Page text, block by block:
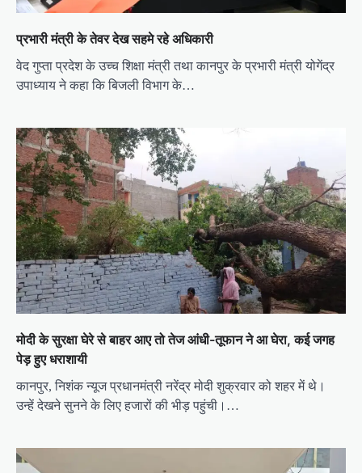
प्रभारी मंत्री के तेवर देख सहमे रहे अधिकारी
वेद गुप्ता प्रदेश के उच्च शिक्षा मंत्री तथा कानपुर के प्रभारी मंत्री योगेंद्र
उपाध्याय ने कहा कि बिजली विभाग के…
मोदी के सुरक्षा घेरे से बाहर आए तो तेज आंधी-तूफान ने आ घेरा, कई जगह
पेड़ हुए धराशायी
कानपुर, निशंक न्यूज प्रधानमंत्री नरेंद्र मोदी शुक्रवार को शहर में थे।
उन्हें देखने सुनने के लिए हजारों की भीड़ पहुंची।…